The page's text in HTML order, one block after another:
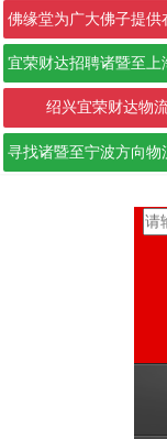
佛缘堂为广大佛子提
宜荣财达招聘诸暨至
绍兴宜荣财达物
寻找诸暨至宁波方向